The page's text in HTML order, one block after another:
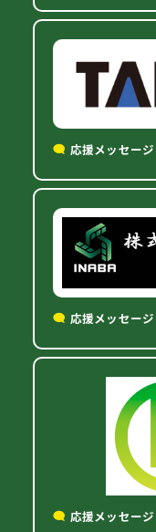
応援メッセージ
応援メッセージ
応援メッセージ